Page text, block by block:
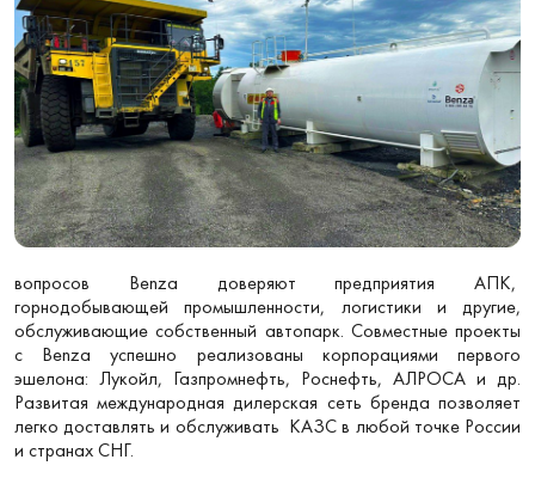
вопросов Benza доверяют предприятия АПК,
горнодобывающей промышленности, логистики и другие,
обслуживающие собственный автопарк. Совместные проекты
с Benza успешно реализованы корпорациями первого
эшелона: Лукойл, Газпромнефть, Роснефть, АЛРОСА и др.
Развитая международная дилерская сеть бренда позволяет
легко доставлять и обслуживать КАЗС в любой точке России
и странах СНГ.